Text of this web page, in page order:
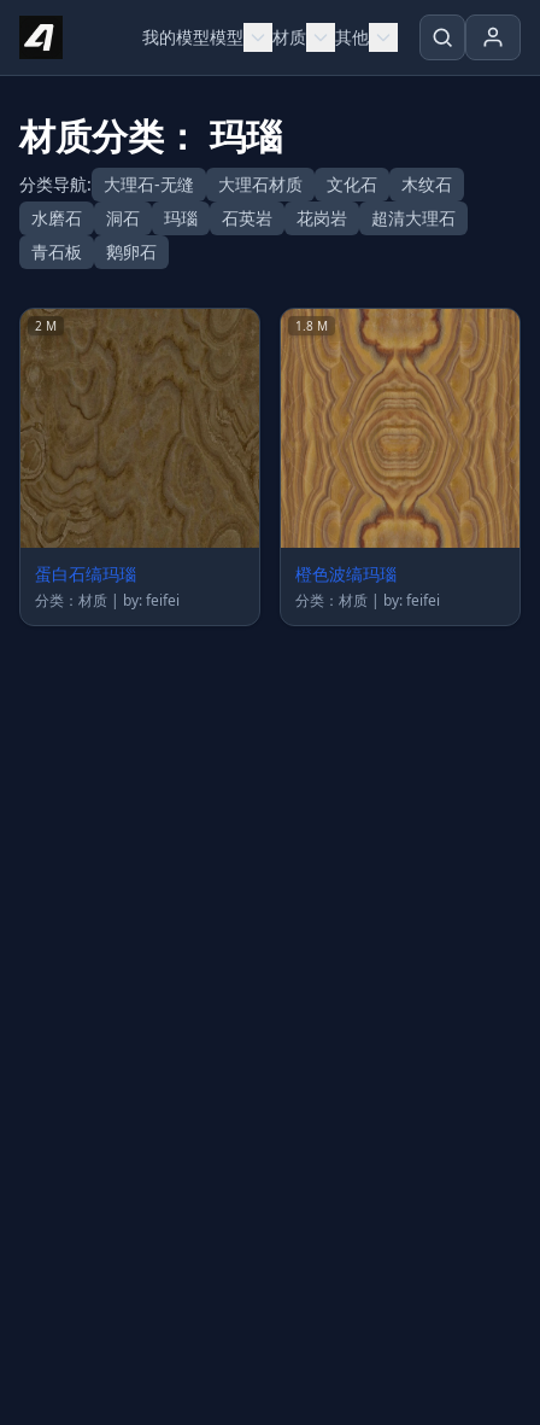
Skip to content
我的模型模型 材质 其他
材质分类： 玛瑙
分类导航: 大理石-无缝 大理石材质 文化石
木纹石
水磨石
洞石 玛瑙 石英岩 花岗岩
超清大理石
青石板
鹅卵石
2 M
蛋白石缟玛瑙
分类：材质 | by: feifei
1.8 M
橙色波缟玛瑙
分类：材质 | by: feifei